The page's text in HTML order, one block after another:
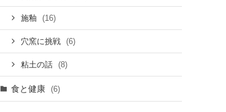
施釉 (16)
穴窯に挑戦 (6)
粘土の話 (8)
食と健康 (6)